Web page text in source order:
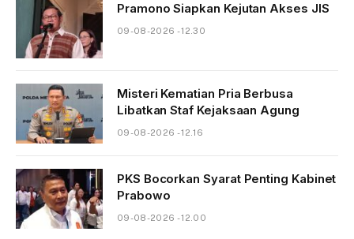
Pramono Siapkan Kejutan Akses JIS
09-08-2026 - 12.30
Misteri Kematian Pria Berbusa
Libatkan Staf Kejaksaan Agung
09-08-2026 - 12.16
PKS Bocorkan Syarat Penting Kabinet
Prabowo
09-08-2026 - 12.00